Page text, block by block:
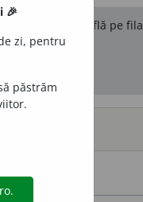
originale se află pe fila
🎉
zi, pentru
păstrăm